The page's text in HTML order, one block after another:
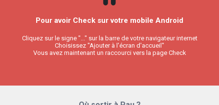
Pour avoir Check sur votre mobile Android
Cliquez sur le signe "..." sur la barre de votre navigateur internet
Choisissez "Ajouter à l'écran d'accueil"
Vous avez maintenant un raccourci vers la page Check